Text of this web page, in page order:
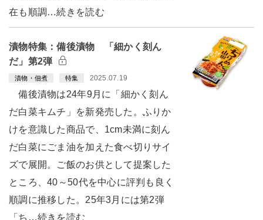
在も順調…続きを読む
漬物特集：備後漬物 「細かく刻ん
だ」第2弾
漬物・佃煮 特集 2025.07.19
備後漬物は24年9月に「細かく刻ん
だ白菜キムチ」を新発売した。ふりか
けを意識した商品で、1cm未満に刻ん
だ白菜にごま油を加えた食べ切りサイ
ズで展開。ご飯のお供として提案した
ところ、40～50代を中心に評判も良く
順調に推移した。25年3月には第2弾
「ち…続きを読む